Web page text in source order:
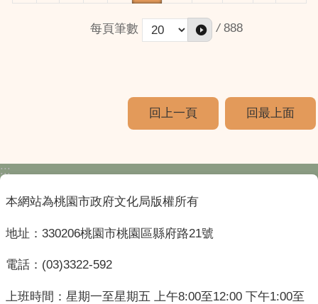
每頁筆數 / 888
回上一頁 回最上面
:::
本網站為桃園市政府文化局版權所有
地址：330206桃園市桃園區縣府路21號
電話：(03)3322-592
上班時間：星期一至星期五 上午8:00至12:00 下午1:00至